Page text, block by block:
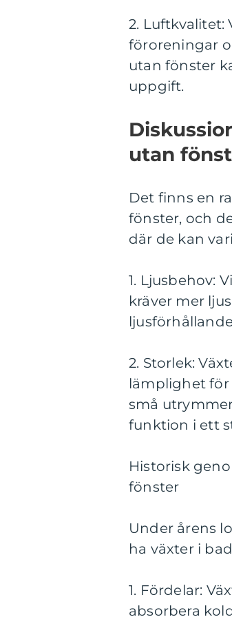
2. Luftkvalitet:
föroreningar
utan fönster
uppgift.
utan
Det finns en
fönster, och
där de kan
1. Ljusbehov:
kräver mer
2. Storlek:
lämplighet för
små
funktion i ett
Historisk
fönster
Under årens
ha växter i
1. Fördelar:
absorbera